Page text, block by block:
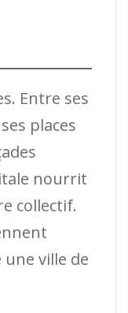
Entre ses
places
nourrit
collectif.
ville de